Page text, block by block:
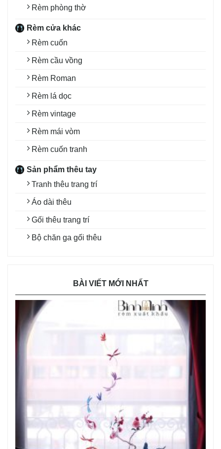
Rèm phòng thờ
Rèm cửa khác
Rèm cuốn
Rèm cầu vồng
Rèm Roman
Rèm lá dọc
Rèm vintage
Rèm mái vòm
Rèm cuốn tranh
Sản phẩm thêu tay
Tranh thêu trang trí
Áo dài thêu
Gối thêu trang trí
Bộ chăn ga gối thêu
BÀI VIẾT MỚI NHẤT